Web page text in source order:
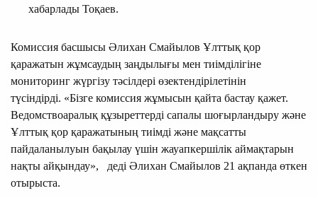
хабарлады Тоқаев.
Комиссия басшысы Әлихан Смайылов Ұлттық қор
қаражатын жұмсаудың заңдылығы мен тиімділігіне
мониторинг жүргізу тәсілдері өзектендірілетінін
түсіндірді. «Бізге комиссия жұмысын қайта бастау қажет.
Ведомствоаралық құзыреттерді сапалы шоғырландыру және
Ұлттық қор қаражатының тиімді және мақсатты
пайдаланылуын бақылау үшін жауапкершілік аймақтарын
нақты айқындау», деді Әлихан Смайылов 21 ақпанда өткен
отырыста.